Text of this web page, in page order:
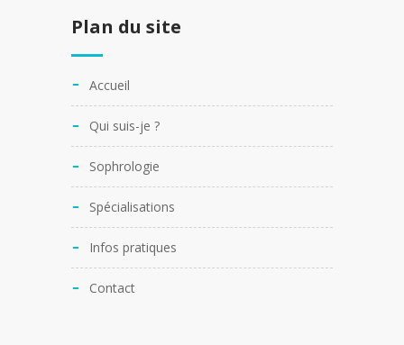
Plan du site
Accueil
Qui suis-je ?
Sophrologie
Spécialisations
Infos pratiques
Contact